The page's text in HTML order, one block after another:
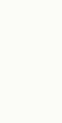
Studio les
Lodgings and
Morey-